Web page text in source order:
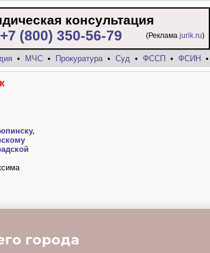
консультация
+7 (800) 350-56-79 (Реклама jurik.ru)
• МЧС • Прокуратура• Суд • ФССП • ФСИН •